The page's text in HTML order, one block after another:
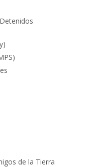
de la Tierra